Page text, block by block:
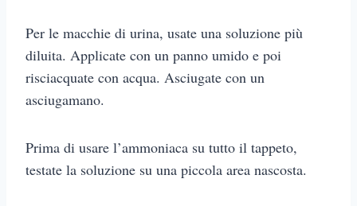
Per le macchie di urina, usate una soluzione più
diluita. Applicate con un panno umido e poi
risciacquate con acqua. Asciugate con un
asciugamano.
Prima di usare l’ammoniaca su tutto il tappeto,
testate la soluzione su una piccola area nascosta.